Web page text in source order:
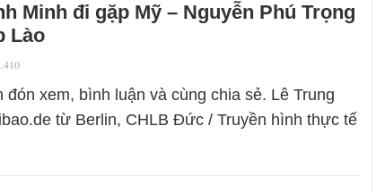
Minh đi gặp Mỹ – Nguyễn Phú Trọng
Lào
đón xem, bình luận và cùng chia sẻ. Lê Trung
từ Berlin, CHLB Đức / Truyền hình thực tế